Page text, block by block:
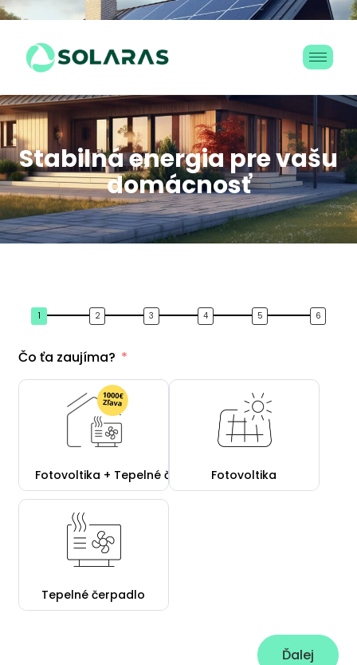
Stabilnáenergiaprevašu
domácnosť
Čo ťa zaujíma?
Fotovoltika + Tepelné čerpadloFotovoltika
Tepelné čerpadlo
Ďalej